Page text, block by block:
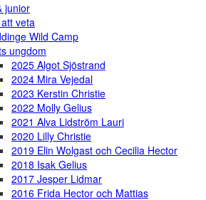
junior
veta
Wild Camp
ungdom
2025 Algot Sjöstrand
2024 Mira Vejedal
2023 Kerstin Christie
2022 Molly Gelius
2021 Alva Lidström Lauri
2020 Lilly Christie
2019 Elin Wolgast och Cecilia Hector
2018 Isak Gelius
2017 Jesper Lidmar
2016 Frida Hector och Mattias